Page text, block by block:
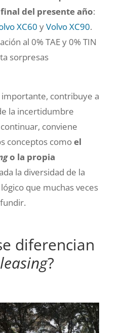
del presente año:
XC60 yVolvo XC90.
al 0% TAE y 0% TIN
sorpresas
importante, contribuye a
la incertidumbre
conviene
conceptos comoel
o la propia
la diversidad de la
que muchas veces
diferencian
leasing?